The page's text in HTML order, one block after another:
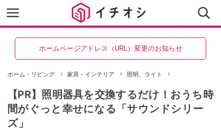
ホームページアドレス（URL）変更のお知らせ
ホーム・リビング 家具・インテリア 照明、ライト
【PR】照明器具を交換するだけ！おうち時
間がぐっと幸せになる「サウンドシリー
ズ」